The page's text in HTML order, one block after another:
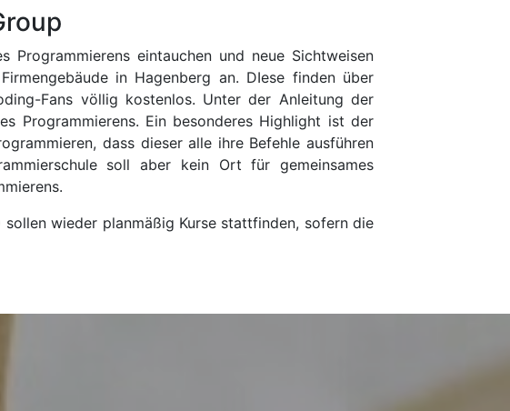
eintauchen und neue Sichtweisen
in Hagenberg an. DIese finden über
Fans völlig kostenlos. Unter der Anleitung der
Programmierens. Ein besonderes Highlight ist der
dass dieser alle ihre Befehle ausführen
soll aber kein Ort für gemeinsames
wieder planmäßig Kurse stattfinden, sofern die